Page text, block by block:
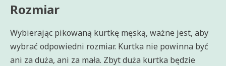
Rozmiar
Wybierając pikowaną kurtkę męską, ważne jest, aby
wybrać odpowiedni rozmiar. Kurtka nie powinna być
ani za duża, ani za mała. Zbyt duża kurtka będzie